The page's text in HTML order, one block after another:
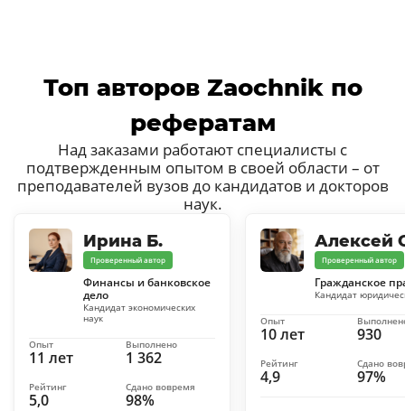
Топ авторов Zaochnik по
рефератам
Над заказами работают специалисты с
подтвержденным опытом в своей области – от
преподавателей вузов до кандидатов и докторов
наук.
Ирина Б.
Проверенный автор
Финансы и банковское
дело
Кандидат экономических
наук
11 лет
Опыт
1 362
Выполнено
5,0
Рейтинг
98%
Сдано вовремя
Алексей
Проверенный автор
Гражданское
Кандидат
10 лет
Опыт
930
4,9
Рейтинг
97%
Сдано